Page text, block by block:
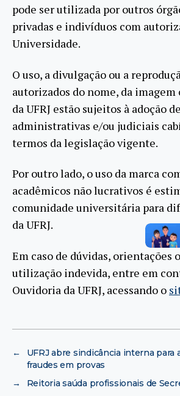
pode ser utilizada por outros
privadas e indivíduos com
Universidade.
O uso, a divulgação ou a
autorizados do nome, da
da UFRJ estão sujeitos à adoção
administrativas e/ou judiciais
termos da legislação vigente.
Por outro lado, o uso da marca
acadêmicos não lucrativos é
comunidade universitária para
da UFRJ.
Em caso de dúvidas, orientações
utilização indevida, entre em
Ouvidoria da UFRJ, acessando o
←
UFRJ abre sindicância interna para
fraudes em provas
→
Reitoria saúda profissionais de